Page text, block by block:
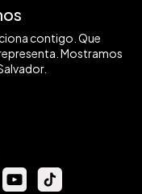
contigo. Que
Mostramos